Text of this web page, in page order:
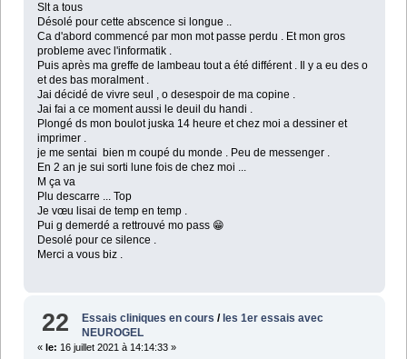
Slt a tous
Désolé pour cette abscence si longue ..
Ca d'abord commencé par mon mot passe perdu . Et mon gros
probleme avec l'informatik .
Puis après ma greffe de lambeau tout a été différent . Il y a eu des o
et des bas moralment .
Jai décidé de vivre seul , o desespoir de ma copine .
Jai fai a ce moment aussi le deuil du handi .
Plongé ds mon boulot juska 14 heure et chez moi a dessiner et
imprimer .
je me sentai bien m coupé du monde . Peu de messenger .
En 2 an je sui sorti lune fois de chez moi ...
M ça va
Plu descarre ... Top
Je vœu lisai de temp en temp .
Pui g demerdé a rettrouvé mo pass 😁
Desolé pour ce silence .
Merci a vous biz .
22 Essais cliniques en cours /les 1er essais avec
NEUROGEL
« le: 16 juillet 2021 à 14:14:33 »